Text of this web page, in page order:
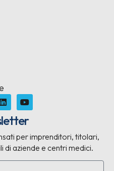
per imprenditori, titolari,
di aziende e centri medici.